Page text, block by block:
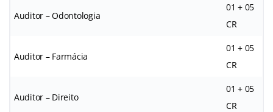
Auditor – Odontologia
01 + 05
CR
Auditor – Farmácia
01 + 05
CR
Auditor – Direito
01 + 05
CR